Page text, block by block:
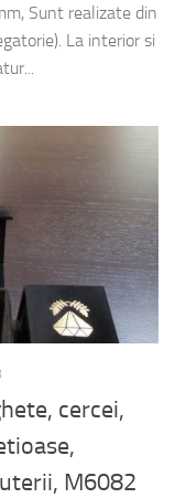
Sunt realizate din
La interior si
cercei,
M6082